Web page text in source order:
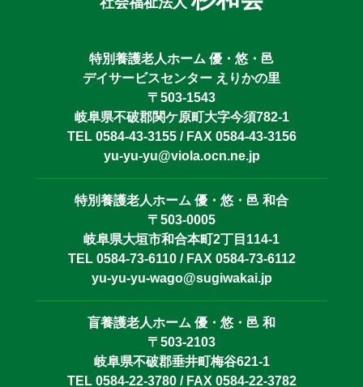
特別養護老人ホーム 優・悠・邑
デイサービスセンター えりかの里
〒503-1543
岐阜県不破郡関ケ原町大字今須782-1
TEL 0584-43-3155 / FAX 0584-43-3156
yu-yu-yu@viola.ocn.ne.jp
特別養護老人ホーム 優・悠・邑 和合
〒503-0005
岐阜県大垣市和合本町2丁目114-1
TEL 0584-73-6110 / FAX 0584-73-6112
yu-yu-yu-wago@sugiwakai.jp
盲養護老人ホーム 優・悠・邑 和
〒503-2103
岐阜県不破郡垂井町梅谷621-1
TEL 0584-22-3780 / FAX 0584-22-3782